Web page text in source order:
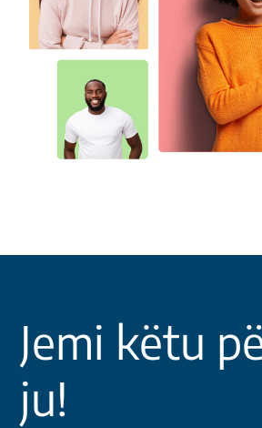
Jemi këtu
ju!